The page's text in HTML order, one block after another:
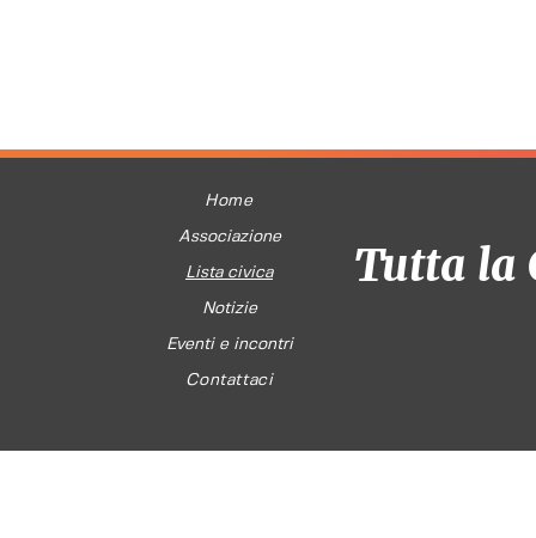
Home
Associazione
Lista civica
Notizie
Eventi e incontri
Contattaci
Tutta la